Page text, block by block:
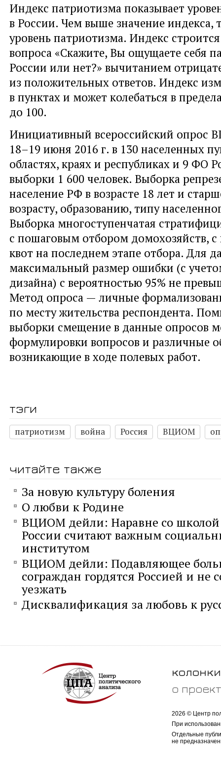
Индекс патриотизма показывает
в России. Чем выше значение индекса,
уровень патриотизма. Индекс
вопроса «Скажите, Вы ощущаете себя
России или нет?» вычитанием
из положительных ответов. Индекс
в пунктах и может колебаться в
до 100.
Инициативный всероссийский опрос
18–19 июня 2016 г. в 130 населенных
областях, краях и республиках и 9 ФО
выборки 1 600 человек. Выборка
население РФ в возрасте 18 лет и
возрасту, образованию, типу
Выборка многоступенчатая
с пошаговым отбором домохозяйств,
квот на последнем этапе отбора. Для
максимальный размер ошибки (с
дизайна) с вероятностью 95% не
Метод опроса — личные
по месту жительства респондента.
выборки смещение в данные опросов
формулировки вопросов и различные
возникающие в ходе полевых работ.
тэги
патриотизм война Россия ВЦИОМ
читайте также
За новую культуру боления
О любви к Родине
ВЦИОМ дейли: Наравне со
России считают важным
институтом
ВЦИОМ дейли: Подавляющее
сограждан гордятся Россией и не
уезжать
Дисквалификация за любовь к
колонки
о
2026 © Центр
При
Отдельные
не